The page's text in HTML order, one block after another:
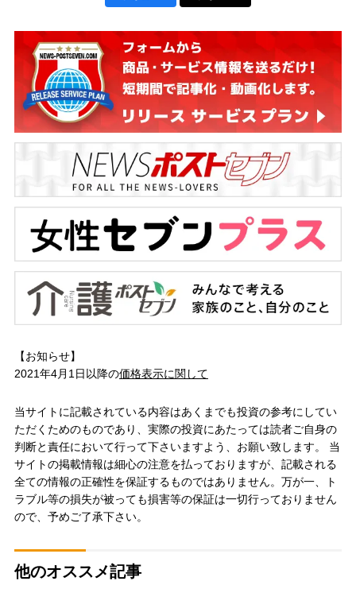
【お知らせ】
2021年4月1日以降の価格表示に関して
当サイトに記載されている内容はあくまでも投資の参考にしてい
ただくためのものであり、実際の投資にあたっては読者ご自身の
判断と責任において行って下さいますよう、お願い致します。 当
サイトの掲載情報は細心の注意を払っておりますが、記載される
全ての情報の正確性を保証するものではありません。万が一、ト
ラブル等の損失が被っても損害等の保証は一切行っておりません
ので、予めご了承下さい。
他のオススメ記事